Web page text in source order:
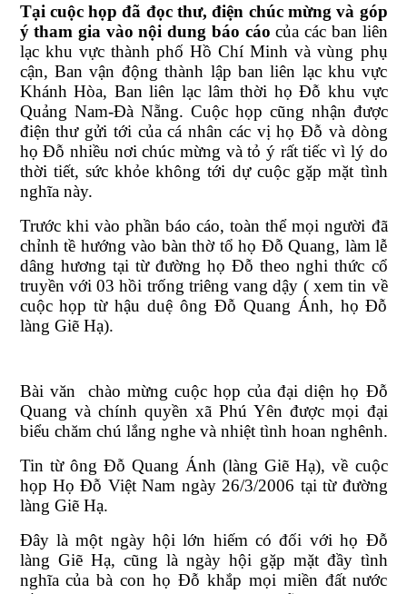
Tại cuộc họp đã đọc thư, điện chúc mừng và góp
ý tham gia vào nội dung báo cáo của các ban liên
lạc khu vực thành phố Hồ Chí Minh và vùng phụ
cận, Ban vận động thành lập ban liên lạc khu vực
Khánh Hòa, Ban liên lạc lâm thời họ Đỗ khu vực
Quảng Nam-Đà Nẵng. Cuộc họp cũng nhận được
điện thư gửi tới của cá nhân các vị họ Đỗ và dòng
họ Đỗ nhiều nơi chúc mừng và tỏ ý rất tiếc vì lý do
thời tiết, sức khỏe không tới dự cuộc gặp mặt tình
nghĩa này.
Trước khi vào phần báo cáo, toàn thể mọi người đã
chỉnh tề hướng vào bàn thờ tổ họ Đỗ Quang, làm lễ
dâng hương tại từ đường họ Đỗ theo nghi thức cổ
truyền với 03 hồi trống triêng vang dậy ( xem tin về
cuộc họp từ hậu duệ ông Đỗ Quang Ánh, họ Đỗ
làng Giẽ Hạ).
Bài văn chào mừng cuộc họp của đại diện họ Đỗ
Quang và chính quyền xã Phú Yên được mọi đại
biểu chăm chú lắng nghe và nhiệt tình hoan nghênh.
Tin từ ông Đỗ Quang Ánh (làng Giẽ Hạ), về cuộc
họp Họ Đỗ Việt Nam ngày 26/3/2006 tại từ đường
làng Giẽ Hạ.
Đây là một ngày hội lớn hiếm có đối với họ Đỗ
làng Giẽ Hạ, cũng là ngày hội gặp mặt đầy tình
nghĩa của bà con họ Đỗ khắp mọi miền đất nước